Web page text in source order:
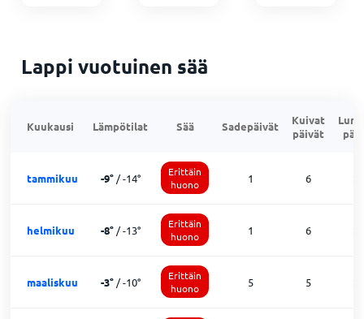
Lappi vuotuinen sää
Kuukausi Lämpötilat Sää Sadepäivät
Kuivat
päivät
tammikuu -9°/-14°
Erittäin
huono
1 6
helmikuu -8°/-13°
Erittäin
huono
1 6
maaliskuu -3°/-10°
Erittäin
huono
5 5